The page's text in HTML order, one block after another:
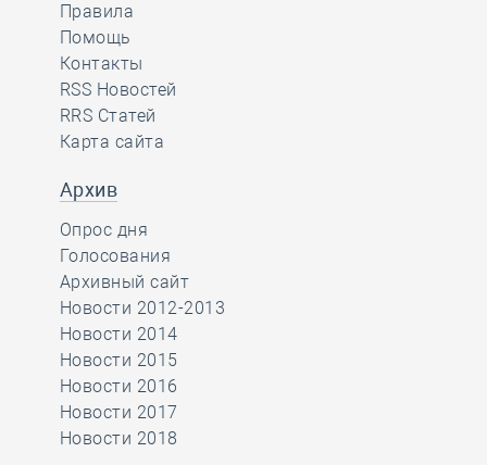
Правила
Помощь
Контакты
RSS Новостей
RRS Статей
Карта сайта
Архив
Опрос дня
Голосования
Архивный сайт
Новости 2012-2013
Новости 2014
Новости 2015
Новости 2016
Новости 2017
Новости 2018